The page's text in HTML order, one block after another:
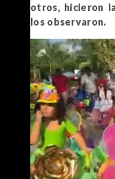
otros, hicieron
los observaron.